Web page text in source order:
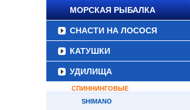
МОРСКАЯ РЫБАЛКА
СНАСТИ НА ЛОСОСЯ
КАТУШКИ
УДИЛИЩА
СПИННИНГОВЫЕ
SHIMANO